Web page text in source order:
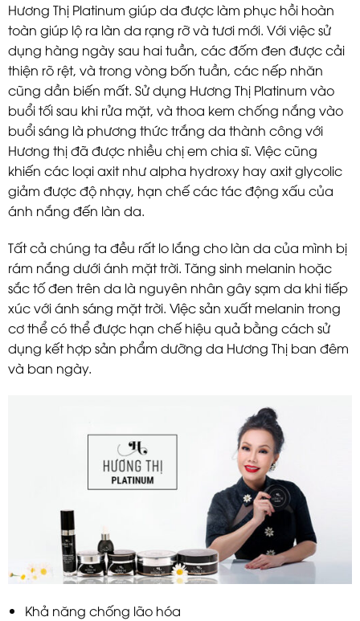
Hương Thị Platinum giúp da được làm phục hồi hoàn
toàn giúp lộ ra làn da rạng rỡ và tươi mới. Với việc sử
dụng hàng ngày sau hai tuần, các đốm đen được cải
thiện rõ rệt, và trong vòng bốn tuần, các nếp nhăn
cũng dần biến mất. Sử dụng Hương Thị Platinum vào
buổi tối sau khi rửa mặt, và thoa kem chống nắng vào
buổi sáng là phương thức trắng da thành công với
Hương thị đã được nhiều chị em chia sĩ. Việc cũng
khiến các loại axit như alpha hydroxy hay axit glycolic
giảm được độ nhạy, hạn chế các tác động xấu của
ánh nắng đến làn da.
Tất cả chúng ta đều rất lo lắng cho làn da của mình bị
rám nắng dưới ánh mặt trời. Tăng sinh melanin hoặc
sắc tố đen trên da là nguyên nhân gây sạm da khi tiếp
xúc với ánh sáng mặt trời. Việc sản xuất melanin trong
cơ thể có thể được hạn chế hiệu quả bằng cách sử
dụng kết hợp sản phẩm dưỡng da Hương Thị ban đêm
và ban ngày.
Khả năng chống lão hóa